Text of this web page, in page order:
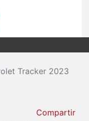
Tracker 2023
Compartir